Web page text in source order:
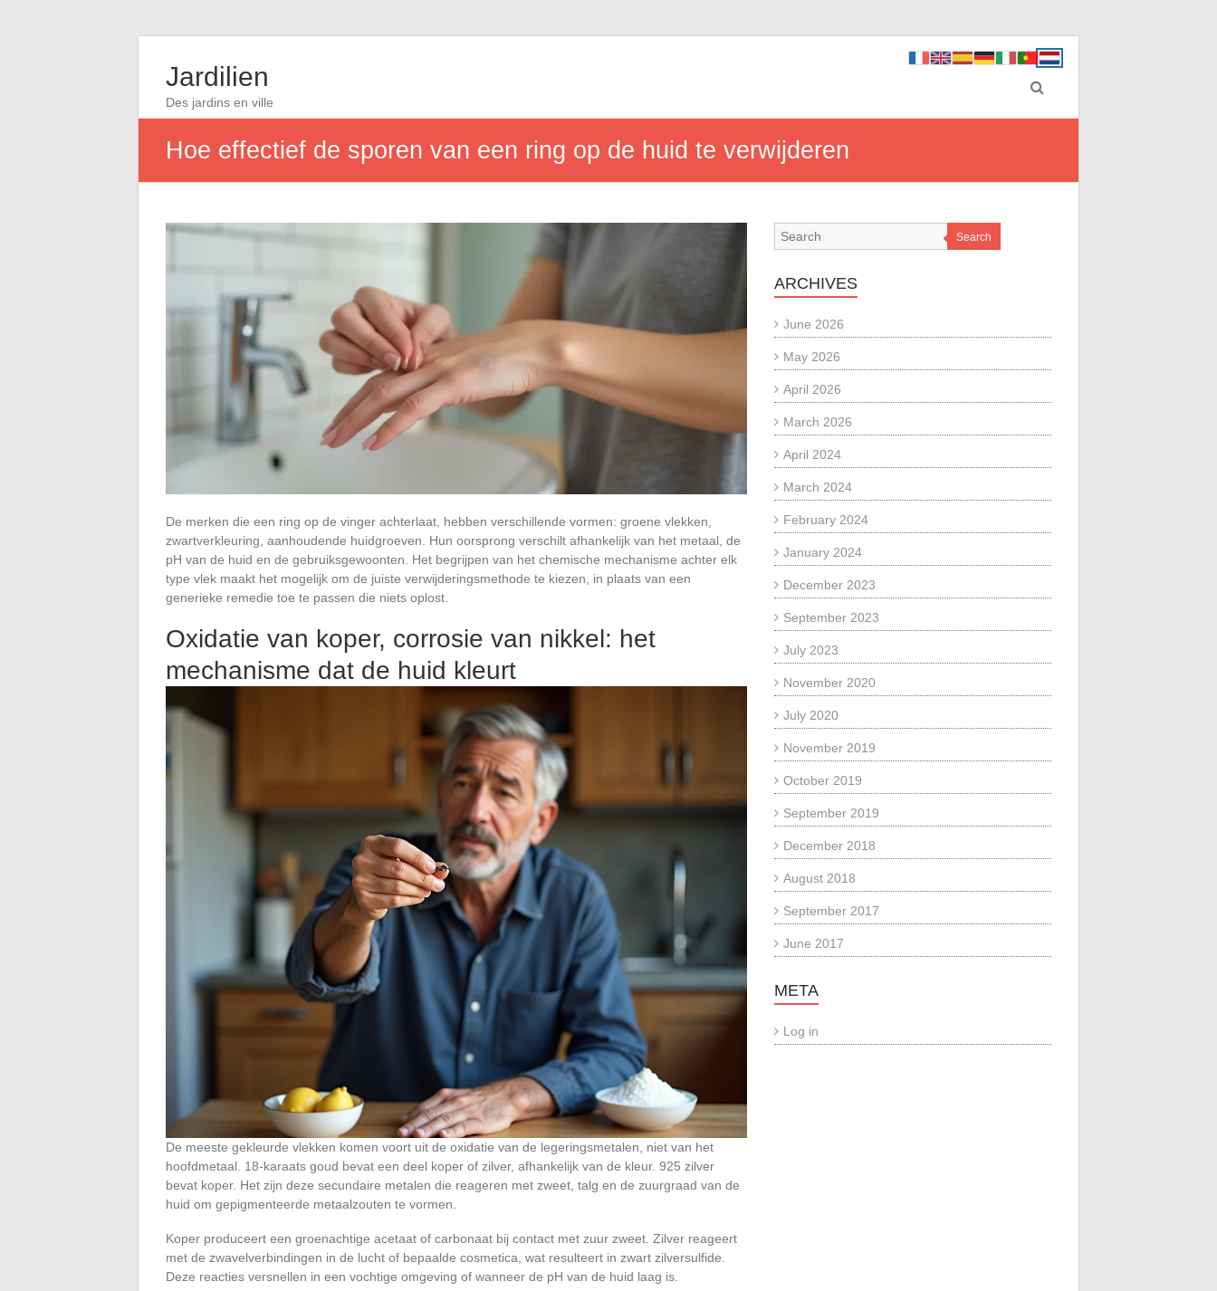
Jardilien
Des jardins en ville
Hoe effectief de sporen van een ring op de huid te verwijderen
De merken die een ring op de vinger achterlaat, hebben verschillende vormen: groene vlekken,
zwartverkleuring, aanhoudende huidgroeven. Hun oorsprong verschilt afhankelijk van het metaal, de
pH van de huid en de gebruiksgewoonten. Het begrijpen van het chemische mechanisme achter elk
type vlek maakt het mogelijk om de juiste verwijderingsmethode te kiezen, in plaats van een
generieke remedie toe te passen die niets oplost.
Oxidatie van koper, corrosie van nikkel: het
mechanisme dat de huid kleurt
De meeste gekleurde vlekken komen voort uit de oxidatie van de legeringsmetalen, niet van het
hoofdmetaal. 18-karaats goud bevat een deel koper of zilver, afhankelijk van de kleur. 925 zilver
bevat koper. Het zijn deze secundaire metalen die reageren met zweet, talg en de zuurgraad van de
huid om gepigmenteerde metaalzouten te vormen.
Koper produceert een groenachtige acetaat of carbonaat bij contact met zuur zweet. Zilver reageert
met de zwavelverbindingen in de lucht of bepaalde cosmetica, wat resulteert in zwart zilversulfide.
Deze reacties versnellen in een vochtige omgeving of wanneer de pH van de huid laag is.
Search
ARCHIVES
June 2026
May 2026
April 2026
March 2026
April 2024
March 2024
February 2024
January 2024
December 2023
September 2023
July 2023
November 2020
July 2020
November 2019
October 2019
September 2019
December 2018
August 2018
September 2017
June 2017
META
Log in